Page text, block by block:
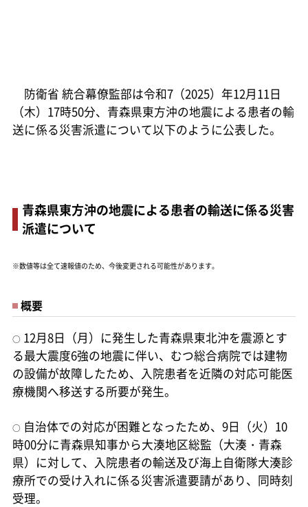
防衛省 統合幕僚監部は令和7（2025）年12月11日
（木）17時50分、青森県東方沖の地震による患者の輸
送に係る災害派遣について以下のように公表した。
青森県東方沖の地震による患者の輸送に係る災害
派遣について
※数値等は全て速報値のため、今後変更される可能性があります。
概要
○12月8日（月）に発生した青森県東北沖を震源とす
る最大震度6強の地震に伴い、むつ総合病院では建物
の設備が故障したため、入院患者を近隣の対応可能医
療機関へ移送する所要が発生。
○自治体での対応が困難となったため、9日（火）10
時00分に青森県知事から大湊地区総監（大湊・青森
県）に対して、入院患者の輸送及び海上自衛隊大湊診
療所での受け入れに係る災害派遣要請があり、同時刻
受理。